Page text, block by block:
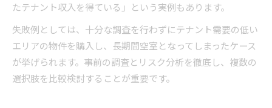
たテナント収入を得ている」という実例もあります。
失敗例としては、十分な調査を行わずにテナント需要の低い
エリアの物件を購入し、長期間空室となってしまったケース
が挙げられます。事前の調査とリスク分析を徹底し、複数の
選択肢を比較検討することが重要です。